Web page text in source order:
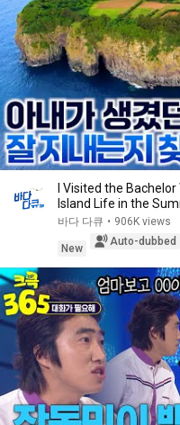
I Visited the
Island Life in the
바다 다큐 • 906K views
New
Auto-dubbed